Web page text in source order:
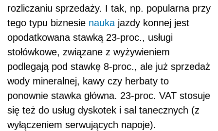
rozliczaniu sprzedaży. I tak, np. popularna przy
tego typu biznesie nauka jazdy konnej jest
opodatkowana stawką 23-proc., usługi
stołówkowe, związane z wyżywieniem
podlegają pod stawkę 8-proc., ale już sprzedaż
wody mineralnej, kawy czy herbaty to
ponownie stawka główna. 23-proc. VAT stosuje
się też do usług dyskotek i sal tanecznych (z
wyłączeniem serwujących napoje).